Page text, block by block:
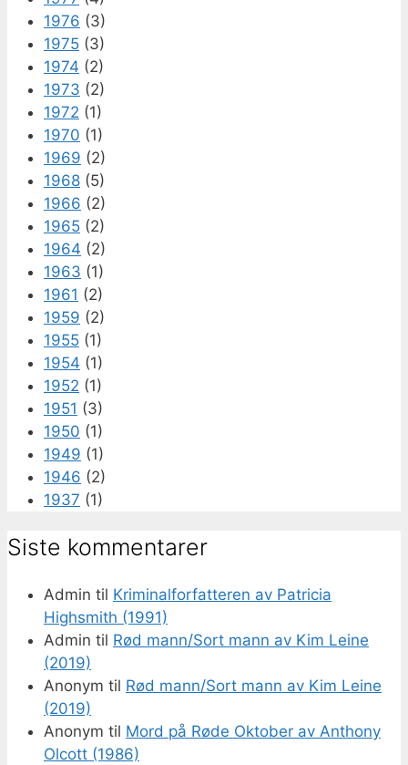
1976 (3)
1975 (3)
1974 (2)
1973 (2)
1972 (1)
1970 (1)
1969 (2)
1968 (5)
1966 (2)
1965 (2)
1964 (2)
1963 (1)
1961 (2)
1959 (2)
1955 (1)
1954 (1)
1952 (1)
1951 (3)
1950 (1)
1949 (1)
1946 (2)
1937 (1)
Siste kommentarer
Admin til Kriminalforfatteren av Patricia
Highsmith (1991)
Admin til Rød mann/Sort mann av Kim Leine
(2019)
Anonym til Rød mann/Sort mann av Kim Leine
(2019)
Anonym til Mord på Røde Oktober av Anthony
Olcott (1986)